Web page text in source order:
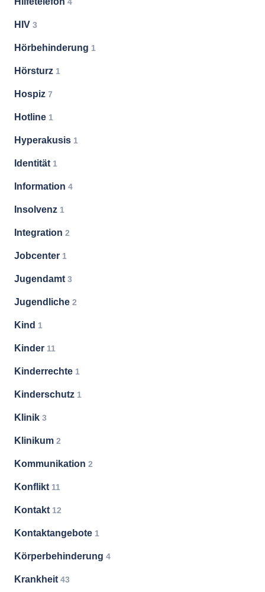
4
HIV 3
Hörbehinderung 1
Hörsturz 1
Hospiz 7
Hotline 1
Hyperakusis 1
Identität 1
Information 4
Insolvenz 1
Integration 2
Jobcenter 1
Jugendamt 3
Jugendliche 2
Kind 1
Kinder 11
Kinderrechte 1
Kinderschutz 1
Klinik 3
Klinikum 2
Kommunikation 2
Konflikt 11
Kontakt 12
Kontaktangebote 1
Körperbehinderung 4
Krankheit 43